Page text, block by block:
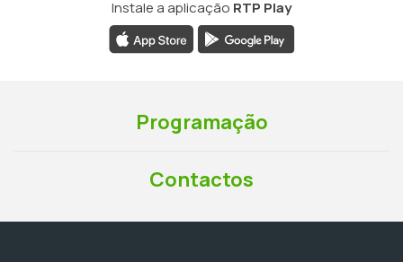
Instale a aplicação RTP Play
Programação
Contactos